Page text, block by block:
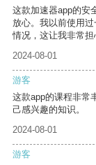
这款加速器app的安
放心。我以前使用
情况，这让我非常担
2024-08-01
游客
这款app的课程非常
己感兴趣的知识。
2024-08-01
游客